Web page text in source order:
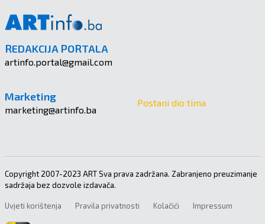
REDAKCIJA PORTALA
artinfo.portal@gmail.com
Marketing
marketing@artinfo.ba
Postani dio tima
Copyright 2007-2023 ART Sva prava zadržana. Zabranjeno preuzimanje
sadržaja bez dozvole izdavača.
Uvjeti korištenja Pravila privatnosti Kolačići Impressum